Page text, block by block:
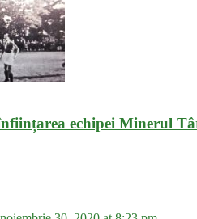
echipei Minerul